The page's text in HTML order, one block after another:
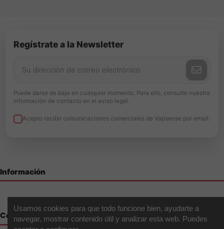
Regístrate a la Newsletter
Puede darse de baja en cualquier momento. Para ello, consulte nuestra
información de contacto en el aviso legal.
Acepto recibir comunicaciones comerciales de Vapsense por email.
Información
Contáctenos
Usamos cookies para que todo funcione bien, ayudarte a
navegar, mostrar contenido útil y analizar esta web. Puedes